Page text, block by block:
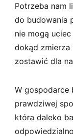
Potrzeba nam
do budowania
nie mogą
dokąd zmierza
zostawić dla
W gospodarce
prawdziwej
która daleko